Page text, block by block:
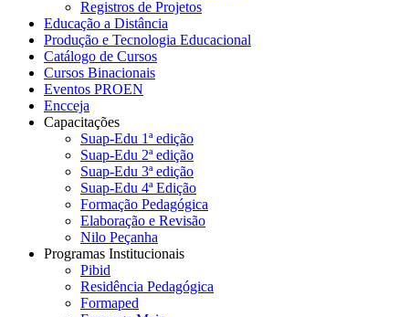
Registros de Projetos
Educação a Distância
Produção e Tecnologia Educacional
Catálogo de Cursos
Cursos Binacionais
Eventos PROEN
Encceja
Capacitações
Suap-Edu 1ª edição
Suap-Edu 2ª edição
Suap-Edu 3ª edição
Suap-Edu 4ª Edição
Formação Pedagógica
Elaboração e Revisão
Nilo Peçanha
Programas Institucionais
Pibid
Residência Pedagógica
Formaped